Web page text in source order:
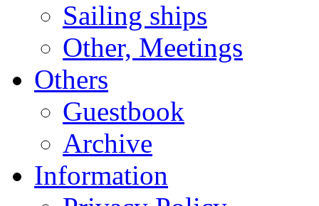
Sailing ships
Other, Meetings
Others
Guestbook
Archive
Information